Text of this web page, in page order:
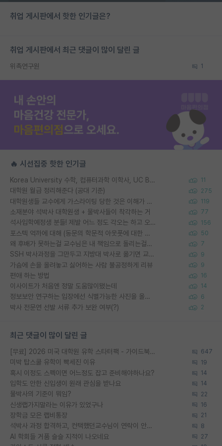
취업 게시판에서 핫한 인기글은?
취업 게시판에서 최근 댓글이 많이 달린 글
위촉연구원 1
🔥 시선집중 핫한 인기글
Korea University 수학, 컴퓨터과학 이학사, UC Berkeley 산업공학 대학원 공학박사가 되는 것은 쉽지 않겠죠? 11
대학원 월급 정리해준다 (공대 기준) 275
대학원생들 교수에게 가스라이팅 당한 것은 이해가 갑니다. 안타깝네요. 119
소재분야 석박사 대학원생 + 물박사들이 착각하는 거 77
석사입학예정생 분들! 제발 어느 정도 각오는 하고 오세요. 156
포스텍 억까에 대해 (동문의 학문적 아웃풋에 대한 반박) 50
왜 후배가 못하는걸 교수님은 내 책임으로 돌리는걸까요? 7
SSH 박사과정을 그만두고 지방대 박사로 옮기면 교수의 꿈은 끝일까요? 9
가슴에 손을 올려놓고 싫어하는 사람 불공정하게 리뷰 9
편애 하는 방법 16
이사이트가 처음엔 정말 도움많이됐는데 14
정보보안 연구하는 입장에선 식별가능한 사진을 올리는건 비추이긴함 6
박사 전문연 선발 서류 추가 보완 여부(?) 2
최근 댓글이 많이 달린 글
[무료] 2026 미국 대학원 유학 스타터팩 - 가이드북 & 합격자 컨택메일 템플릿 647
미박 탑스쿨 유학이 빡세진 이유 19
혹시 이정도 스펙이면 어느정도 잡고 준비해야하나요? 14
입학도 안한 신입생이 원래 관심을 받나요 14
물박사의 기준이 뭐임? 22
신생랩가지말라는 이유가 있었구나 16
장학금 모은 랩비통장 21
석박사 과정 합격하고, 컨택했던교수님이 연락이 안됩니다... 8
AI 학회들 거품 슬슬 지적이 나오네요 27